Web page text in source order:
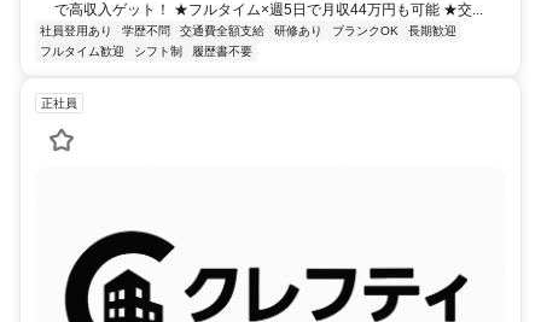
で高収入ゲット！ ★フルタイム×週5日で月収44万円も可能 ★交...
社員登用あり 学歴不問 交通費全額支給 研修あり ブランクOK
長期歓迎
フルタイム歓迎
シフト制 履歴書不要
正社員